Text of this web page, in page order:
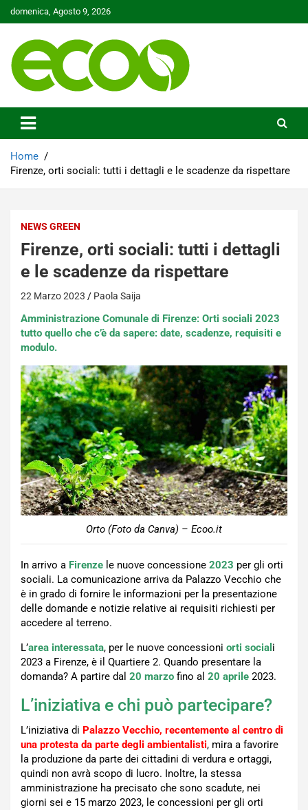
Skip
to
domenica, Agosto 9, 2026
Ecoo.it
Home
Firenze, orti sociali: tutti i dettagli e le scadenze da rispettare
NEWS GREEN
Firenze, orti sociali: tutti i dettagli
e le scadenze da rispettare
22 Marzo 2023 Paola Saija
Amministrazione Comunale di Firenze: Orti sociali 2023
tutto quello che c’è da sapere: date, scadenze, requisiti e
modulo.
Orto (Foto da Canva) – Ecoo.it
In arrivo a Firenze le nuove concessione 2023 per gli orti
sociali. La comunicazione arriva da Palazzo Vecchio che
è in grado di fornire le informazioni per la presentazione
delle domande e notizie relative ai requisiti richiesti per
accedere al terreno.
L’area interessata, per le nuove concessioni orti social i
2023 a Firenze, è il Quartiere 2. Quando presentare la
domanda? A partire dal 20 marzo fino al 20 aprile 2023.
L’iniziativa e chi può partecipare?
L’iniziativa di Palazzo Vecchio, recentemente al centro di
una protesta da parte degli ambientalisti, mira a favorire
la produzione da parte dei cittadini di verdura e ortaggi,
quindi non avrà scopo di lucro. Inoltre, la stessa
amministrazione ha precisato che sono scadute, nei
giorni sei e 15 marzo 2023, le concessioni per gli orti